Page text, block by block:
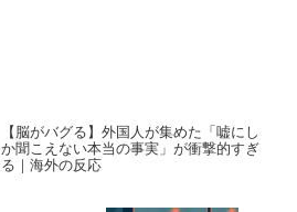
【脳がバグる】外国人が集めた「嘘にし
か聞こえない本当の事実」が衝撃的すぎ
る｜海外の反応